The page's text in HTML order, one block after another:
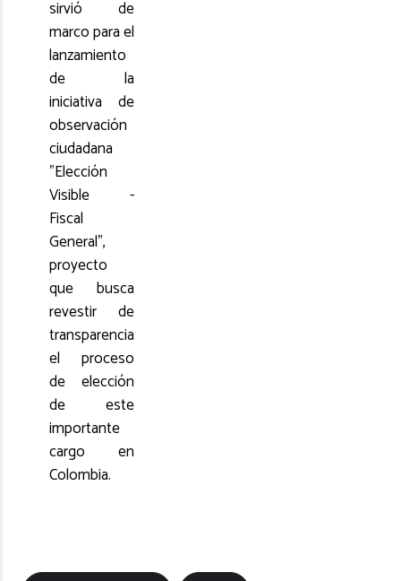
sirvió de
marco para el
lanzamiento
de la
iniciativa de
observación
ciudadana
"Elección
Visible -
Fiscal
General",
proyecto
que busca
revestir de
transparencia
el proceso
de elección
de este
importante
cargo en
Colombia.